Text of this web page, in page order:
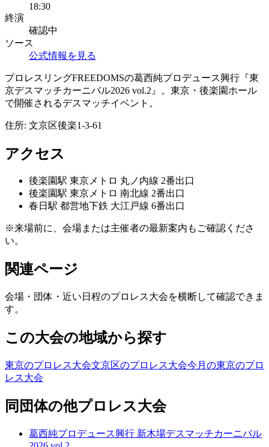
18:30
終演
確認中
ソース
公式情報を見る
プロレスリングFREEDOMSの葛西純プロデュース興行『東
京デスマッチカーニバル2026 vol.2』。東京・後楽園ホール
で開催されるデスマッチイベント。
住所: 文京区後楽1-3-61
アクセス
後楽園駅 東京メトロ 丸ノ内線 2番出口
後楽園駅 東京メトロ 南北線 2番出口
春日駅 都営地下鉄 大江戸線 6番出口
※来場前に、会場または主催者の最新案内もご確認くださ
い。
関連ページ
会場・団体・近い日程のプロレス大会を横断して確認できま
す。
この大会の地域から探す
東京のプロレス大会文京区のプロレス大会今月の東京のプロ
レス大会
同団体の他プロレス大会
葛西純プロデュース興行 新木場デスマッチカーニバル